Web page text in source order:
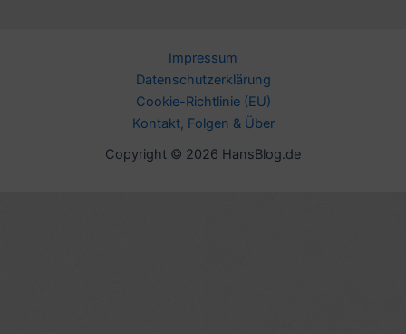
Impressum
Datenschutzerklärung
Cookie-Richtlinie (EU)
Kontakt, Folgen & Über
Copyright © 2026 HansBlog.de